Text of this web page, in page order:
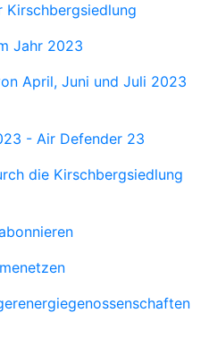
Kirschbergsiedlung
Jahr 2023
April, Juni und Juli 2023
- Air Defender 23
die Kirschbergsiedlung